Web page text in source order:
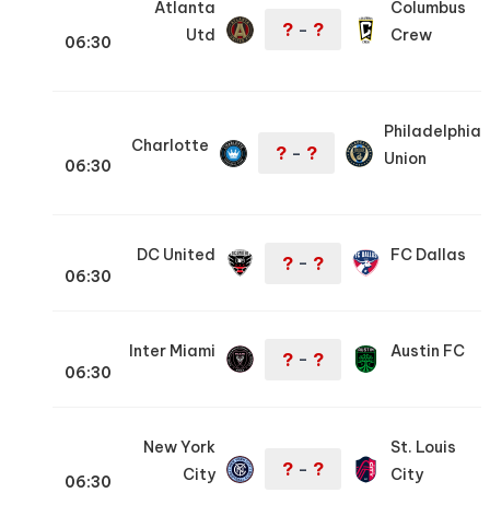
06:30
Atlanta
Utd
? – ?
Columbus
Crew
06:30
Charlotte ? – ?
Philadelphia
Union
06:30
DC United ? – ? FC Dallas
06:30
Inter Miami ? – ? Austin FC
06:30
New York
City
? – ?
St. Louis
City